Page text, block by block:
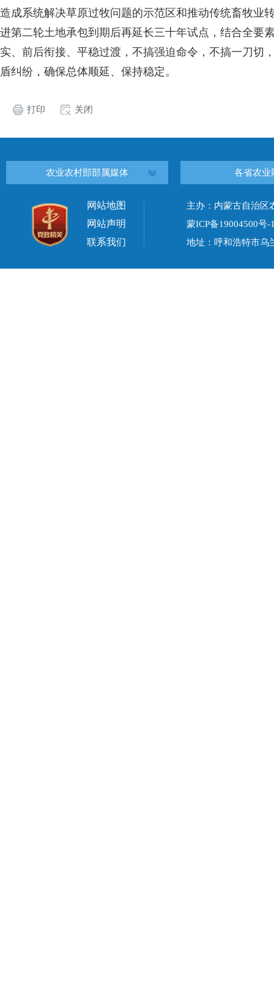
造成系统解决草原过牧问题的示范区和推动传统畜牧业
进第二轮土地承包到期后再延长三十年试点，结合全要
实、前后衔接、平稳过渡，不搞强迫命令，不搞一刀切
盾纠纷，确保总体顺延、保持稳定。
打印 关闭
农业农村部部属媒体 各省农业
网站地图
网站声明
联系我们
主办：内蒙古自治
蒙ICP备19004500号-
地址：呼和浩特市